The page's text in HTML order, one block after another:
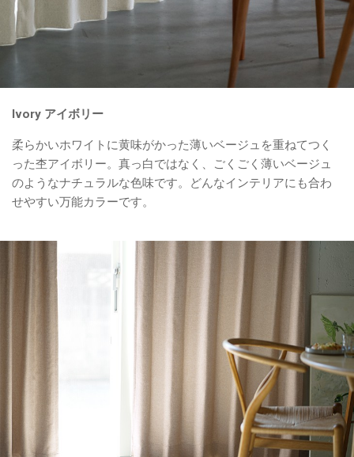
Ivory アイボリー
柔らかいホワイトに黄味がかった薄いベージュを重ねてつく
った杢アイボリー。真っ白ではなく、ごくごく薄いベージュ
のようなナチュラルな色味です。どんなインテリアにも合わ
せやすい万能カラーです。